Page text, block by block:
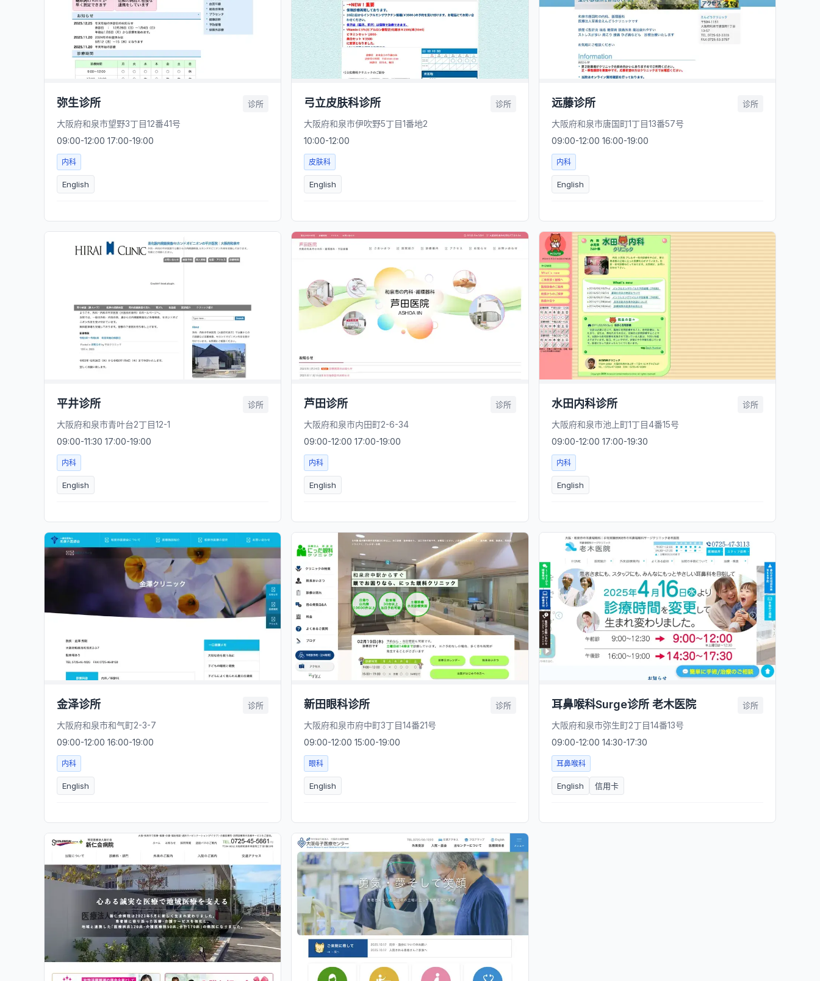
弥生诊所 诊所
大阪府和泉市望野3丁目12番41号
09:00-12:00 17:00-19:00
内科
English
弓立皮肤科诊所 诊所
大阪府和泉市伊吹野5丁目1番地2
10:00-12:00
皮肤科
English
远藤诊所 诊所
大阪府和泉市唐国町1丁目13番57号
09:00-12:00 16:00-19:00
内科
English
平井诊所 诊所
大阪府和泉市青叶台2丁目12-1
09:00-11:30 17:00-19:00
内科
English
芦田诊所 诊所
大阪府和泉市内田町2-6-34
09:00-12:00 17:00-19:00
内科
English
水田内科诊所 诊所
大阪府和泉市池上町1丁目4番15号
09:00-12:00 17:00-19:30
内科
English
金泽诊所 诊所
大阪府和泉市和气町2-3-7
09:00-12:00 16:00-19:00
内科
English
新田眼科诊所 诊所
大阪府和泉市府中町3丁目14番21号
09:00-12:00 15:00-19:00
眼科
English
耳鼻喉科Surge诊所 老木医院 诊所
大阪府和泉市弥生町2丁目14番13号
09:00-12:00 14:30-17:30
耳鼻喉科
English 信用卡